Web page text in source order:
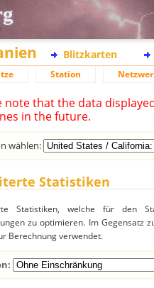
Blitzkarten
Station
note that the data
in the future.
wählen:
Statistiken
Statistiken, welche für den
zu optimieren. Im Gegensatz
Berechnung verwendet.